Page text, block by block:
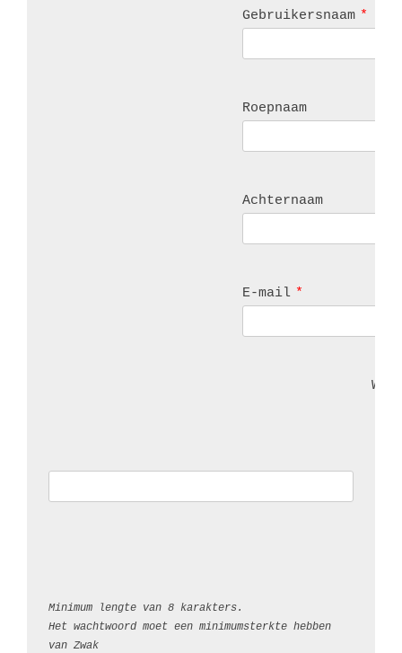
Gebruikersnaam *
Roepnaam
Achternaam
E-mail *
Minimum lengte van 8 karakters.
Het wachtwoord moet een minimumsterkte hebben
van Zwak